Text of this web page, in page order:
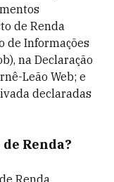
de Renda
de Informações
na Declaração
Leão Web; e
declaradas
Renda?
Renda